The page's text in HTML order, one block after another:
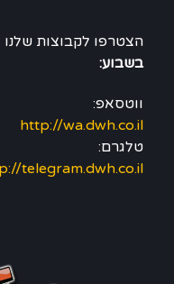
הצטרפו לקבוצות
בשבוע:
ווטסאפ:
http://wa.dwh.co.il
טלגרם:
telegram.dwh.co.il